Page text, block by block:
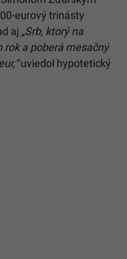
eurový trinásty
aj „Srb, ktorý na
rok a poberá mesačný
uviedol hypotetický